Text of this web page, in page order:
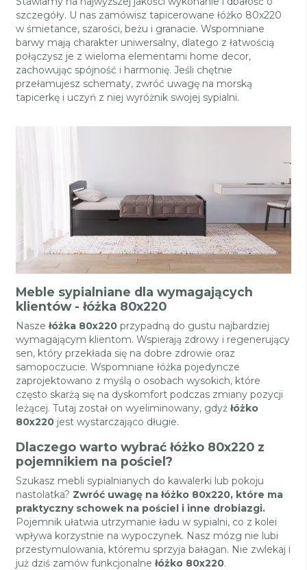
szczegóły. U nas zamówisz tapicerowane łóżko 80x220
w śmietance, szarości, beżu i granacie. Wspomniane
barwy mają charakter uniwersalny, dlatego z łatwością
połączysz je z wieloma elementami home decor,
zachowując spójność i harmonię. Jeśli chętnie
przełamujesz schematy, zwróć uwagę na morską
tapicerkę i uczyń z niej wyróżnik swojej sypialni.
Meble sypialniane dla wymagających
klientów - łóżka 80x220
Naszełóżka 80x220 przypadną do gustu najbardziej
wymagającym klientom. Wspierają zdrowy i regenerujący
sen, który przekłada się na dobre zdrowie oraz
samopoczucie. Wspomniane łóżka pojedyncze
zaprojektowano z myślą o osobach wysokich, które
często skarżą się na dyskomfort podczas zmiany pozycji
leżącej. Tutaj został on wyeliminowany, gdyżłóżko
80x220 jest wystarczająco długie.
Dlaczego warto wybrać łóżko 80x220 z
pojemnikiem na pościel?
Szukasz mebli sypialnianych do kawalerki lub pokoju
nastolatka? Zwróć uwagę na łóżko 80x220, które ma
praktyczny schowek na pościel i inne drobiazgi.
Pojemnik ułatwia utrzymanie ładu w sypialni, co z kolei
wpływa korzystnie na wypoczynek. Nasz mózg nie lubi
przestymulowania, któremu sprzyja bałagan. Nie zwlekaj i
już dziś zamów funkcjonalne łóżko 80x220.